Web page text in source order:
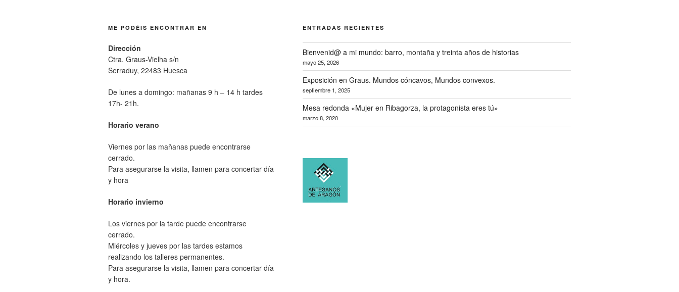
ME PODÉIS ENCONTRAR EN
Dirección
Ctra. Graus-Vielha s/n
Serraduy, 22483 Huesca
De lunes a domingo: mañanas 9 h – 14 h tardes
17h- 21h.
Horario verano
Viernes por las mañanas puede encontrarse
cerrado.
Para asegurarse la visita, llamen para concertar día
y hora
Horario invierno
Los viernes por la tarde puede encontrarse
cerrado.
Miércoles y jueves por las tardes estamos
realizando los talleres permanentes.
Para asegurarse la visita, llamen para concertar día
y hora.
ENTRADAS RECIENTES
Bienvenid@ a mi mundo: barro, montaña y treinta años de historias
mayo 25, 2026
Exposición en Graus. Mundos cóncavos, Mundos convexos.
septiembre 1, 2025
Mesa redonda «Mujer en Ribagorza, la protagonista eres tú»
marzo 8, 2020